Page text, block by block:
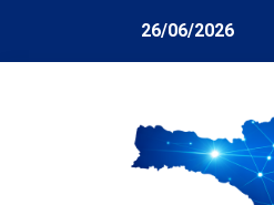
26/06/2026